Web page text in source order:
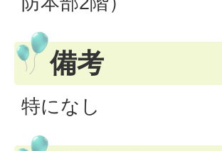
備考
特になし